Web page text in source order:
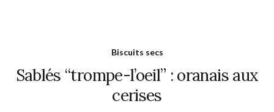
Biscuits secs
Sablés “trompe-l’oeil” : oranais aux
cerises